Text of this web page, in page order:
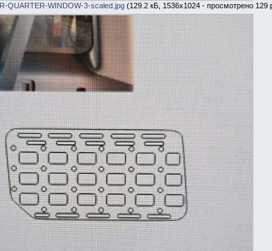
QUARTER-WINDOW-3-scaled.jpg(129.2 кБ, 1536x1024 - просмотрено 129